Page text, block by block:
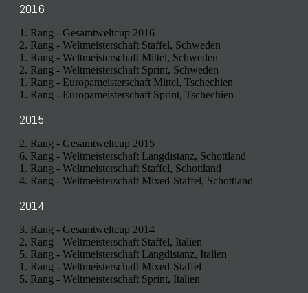
2016
1. Rang - Gesamtweltcup 2016
2. Rang - Weltmeisterschaft Staffel, Schweden
1. Rang - Weltmeisterschaft Mittel, Schweden
2. Rang - Weltmeisterschaft Sprint, Schweden
1. Rang - Europameisterschaft Mittel, Tschechien
1. Rang - Europameisterschaft Sprint, Tschechien
2015
2. Rang - Gesamtweltcup 2015
6. Rang - Weltmeisterschaft Langdistanz, Schottland
1. Rang - Weltmeisterschaft Staffel, Schottland
4. Rang - Weltmeisterschaft Mixed-Staffel, Schottland
2014
3. Rang - Gesamtweltcup 2014
2. Rang - Weltmeisterschaft Staffel, Italien
5. Rang - Weltmeisterschaft Langdistanz, Italien
1. Rang - Weltmeisterschaft Mixed-Staffel
5. Rang - Weltmeisterschaft Sprint, Italien